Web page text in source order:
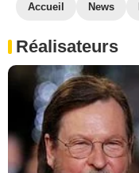
Accueil News
Réalisateurs